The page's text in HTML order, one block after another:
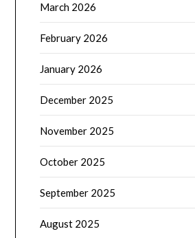
March 2026
February 2026
January 2026
December 2025
November 2025
October 2025
September 2025
August 2025